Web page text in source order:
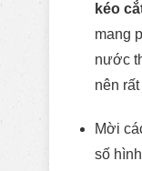
kéo
mang
nước
nên
Mời
số